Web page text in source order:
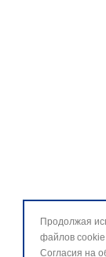
Продолжая
файлов
Согласия на